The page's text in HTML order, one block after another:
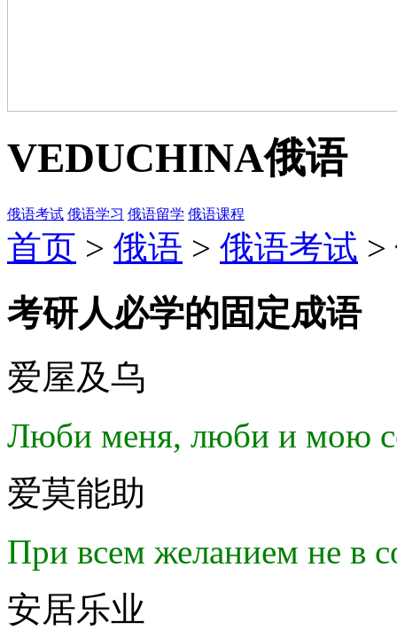
VEDUCHINA俄语
俄语考试 俄语学习 俄语留学 俄语课程
首页 > 俄语 > 俄语考试 >
考研人必学的固定成语
爱屋及乌
Люби меня, люби и мою
爱莫能助
При всем желанием не в
安居乐业